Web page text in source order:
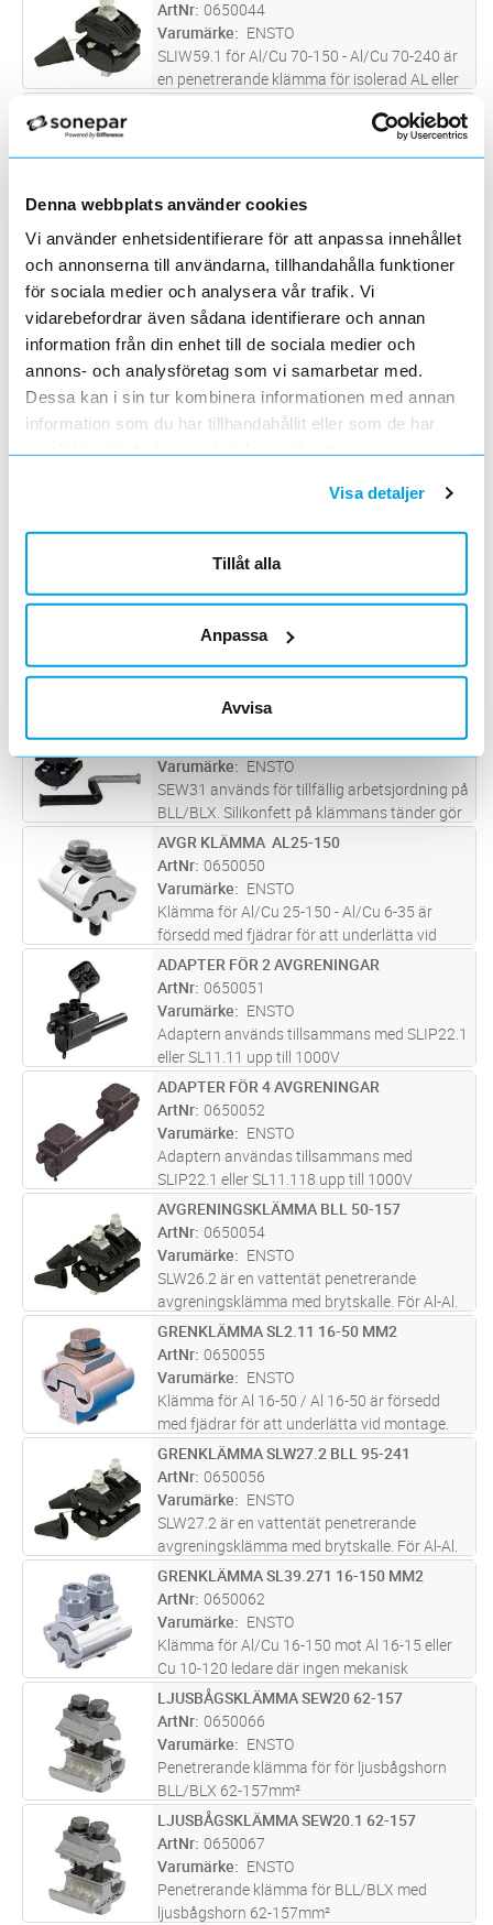
Denna webbplats använder cookies
Vi använder enhetsidentifierare för att anpassa innehållet
och annonserna till användarna, tillhandahålla funktioner
för sociala medier och analysera vår trafik. Vi
vidarebefordrar även sådana identifierare och annan
information från din enhet till de sociala medier och
annons- och analysföretag som vi samarbetar med.
Dessa kan i sin tur kombinera informationen med annan
information som du har tillhandahållit eller som de har
samlat in när du har använt deras tjänster.
Visa detaljer
Tillåt alla
Anpassa
Avvisa
isolerad för ett säke...läs mer
ArtNr 0650044
Varumärke
ENSTO
SLIW59.1 för Al/Cu 70-150 - Al/Cu 70-240 är
en penetrerande klämma för isolerad AL eller
går av när rätt moment uppnåtts, Bulten är
GRENKLÄMMA SLW25.2 BLL 62-157
Varumärke ENSTO
linor upp till 36 kV. För Al-Al. Isoleringen
klämmans tänder gör den vattentät. Den
nominella tjockleken på linans...läs mer
ST Lägg i kundvagn
SKENKLÄMMA AL120-300
ArtNr
0650087
Varumärke ENSTO
Anslutningsklämma för Al till transformatorer
och ställverk
ST Lägg i kundvagn
GRENKLÄMMA
ArtNr 0650155
Varumärke ENSTO
Klämma för Al 10-50 / Cu 1,5-10 är infettad
Lägg i kundvagn
50-120mm2
ST Lägg i kundvagn
LJUSBÅGSKLÄMMA 50-157
Varumärke ENSTO
SEW30 används för tillfällig arbetsjordning på
den vattentät. Den nominella tjockleken på
linans isolering kan vara mellan 2,3-4,0 mm
LJUSBÅGSKLÄMMA 150-241
ArtNr 0650012
Varumärke
ENSTO
SEW31 används för tillfällig arbetsjordning på
BLL/BLX. Silikonfett på klämmans tänder gör
den vattentät. Den nominella tjockleken på
linans isolering kan vara mellan 2,3-4,0 mm
ST Lägg i kundvagn
AVGR KLÄMMA AL25-150
ArtNr 0650050
Varumärke
ENSTO
Klämma för Al/Cu 25-150 - Al/Cu 6-35 är
försedd med fjädrar för att underlätta vid
montage. Infettad från fabrik och förpackad i
plastpåse. 2 st M8 bultar
ST Lägg i kundvagn
ADAPTER FÖR 2 AVGRENINGAR
ArtNr 0650051
Varumärke
ENSTO
Adaptern används tillsammans med SLIP22.1
eller SL11.11 upp till 1000V
ST Lägg i kundvagn
ADAPTER FÖR 4 AVGRENINGAR
ArtNr 0650052
Varumärke
ENSTO
Adaptern användas tillsammans med
SLIP22.1 eller SL11.118 upp till 1000V
ST Lägg i kundvagn
AVGRENINGSKLÄMMA BLL 50-157
ArtNr 0650054
Varumärke
ENSTO
SLW26.2 är en vattentät penetrerande
avgreningsklämma med brytskalle. För Al-Al.
Den nominella tjockleken på linans isolering
kan vara mellan 2,3-4,0 mm
ST Lägg i kundvagn
GRENKLÄMMA SL2.11 16-50 MM2
ArtNr 0650055
Varumärke
ENSTO
Klämma för Al 16-50 / Al 16-50 är försedd
med fjädrar för att underlätta vid montage.
Infettad från fabrik och förpackad i plastpåse.
2 st M8 bultar.
ST Lägg i kundvagn
GRENKLÄMMA SLW27.2 BLL 95-241
ArtNr 0650056
Varumärke
ENSTO
SLW27.2 är en vattentät penetrerande
avgreningsklämma med brytskalle. För Al-Al.
Den nominella tjockleken på linans isolering
kan vara mellan 2,3-4,0 mm
ST Lägg i kundvagn
GRENKLÄMMA SL39.271 16-150 MM2
ArtNr 0650062
Varumärke
ENSTO
Klämma för Al/Cu 16-150 mot Al 16-15 eller
Cu 10-120 ledare där ingen mekanisk
belastning förekommer. Klämmorna är
tillverkade av legerad förtennad aluminium
och bultarna av varmgalviniserat stål för
mer
ST Lägg i kundvagn
LJUSBÅGSKLÄMMA SEW20 62-157
ArtNr 0650066
Varumärke
ENSTO
Penetrerande klämma för för ljusbågshorn
BLL/BLX 62-157mm²
ST Lägg i kundvagn
LJUSBÅGSKLÄMMA SEW20.1 62-157
ArtNr 0650067
Varumärke
ENSTO
Penetrerande klämma för BLL/BLX med
ljusbågshorn 62-157mm²